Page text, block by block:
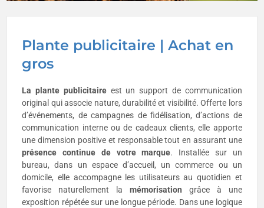
Plante publicitaire | Achat en
gros
Laplante publicitaireest un support de communication
original qui associe nature, durabilité et visibilité. Offerte lors
d’événements, de campagnes de fidélisation, d’actions de
communication interne ou de cadeaux clients, elle apporte
une dimension positive et responsable tout en assurant une
présence continue de votre marque. Installée sur un
bureau, dans un espace d’accueil, un commerce ou un
domicile, elle accompagne les utilisateurs au quotidien et
favorise naturellement la mémorisation grâce à une
exposition répétée sur une longue période. Dans une logique